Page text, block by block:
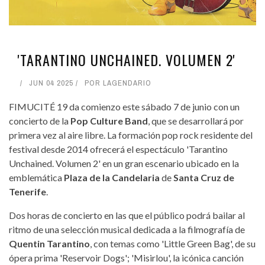
'TARANTINO UNCHAINED. VOLUMEN 2'
JUN 04 2025 POR LAGENDARIO
FIMUCITÉ 19 da comienzo este sábado 7 de junio con un
concierto de la Pop Culture Band, que se desarrollará por
primera vez al aire libre. La formación pop rock residente del
festival desde 2014 ofrecerá el espectáculo 'Tarantino
Unchained. Volumen 2' en un gran escenario ubicado en la
emblemática Plaza de la Candelaria deSanta Cruz de
Tenerife.
Dos horas de concierto en las que el público podrá bailar al
ritmo de una selección musical dedicada a la filmografía de
Quentin Tarantino, con temas como 'Little Green Bag', de su
ópera prima 'Reservoir Dogs'; 'Misirlou', la icónica canción